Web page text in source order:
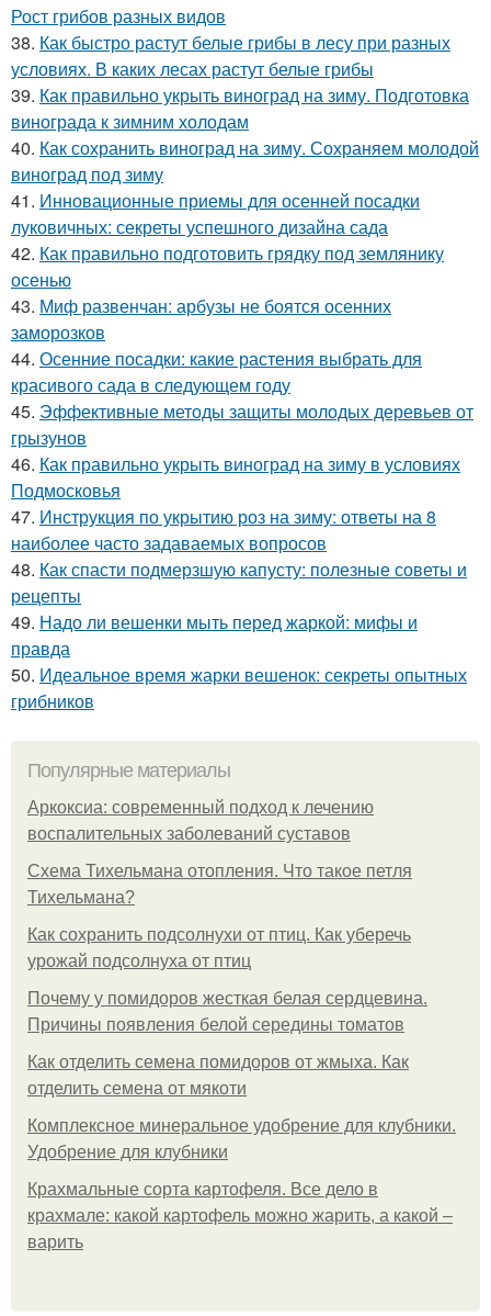
Рост грибов разных видов
38. Как быстро растут белые грибы в лесу при разных
условиях. В каких лесах растут белые грибы
39. Как правильно укрыть виноград на зиму. Подготовка
винограда к зимним холодам
40. Как сохранить виноград на зиму. Сохраняем молодой
виноград под зиму
41. Инновационные приемы для осенней посадки
луковичных: секреты успешного дизайна сада
42. Как правильно подготовить грядку под землянику
осенью
43. Миф развенчан: арбузы не боятся осенних
заморозков
44. Осенние посадки: какие растения выбрать для
красивого сада в следующем году
45. Эффективные методы защиты молодых деревьев от
грызунов
46. Как правильно укрыть виноград на зиму в условиях
Подмосковья
47. Инструкция по укрытию роз на зиму: ответы на 8
наиболее часто задаваемых вопросов
48. Как спасти подмерзшую капусту: полезные советы и
рецепты
49. Надо ли вешенки мыть перед жаркой: мифы и
правда
50. Идеальное время жарки вешенок: секреты опытных
грибников
Популярные материалы
Аркоксиа: современный подход к лечению
воспалительных заболеваний суставов
Схема Тихельмана отопления. Что такое петля
Тихельмана?
Как сохранить подсолнухи от птиц. Как уберечь
урожай подсолнуха от птиц
Почему у помидоров жесткая белая сердцевина.
Причины появления белой середины томатов
Как отделить семена помидоров от жмыха. Как
отделить семена от мякоти
Комплексное минеральное удобрение для клубники.
Удобрение для клубники
Крахмальные сорта картофеля. Все дело в
крахмале: какой картофель можно жарить, а какой –
варить